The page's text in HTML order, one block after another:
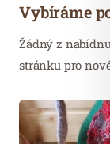
Vybíráme
Žádný z
stránku pro